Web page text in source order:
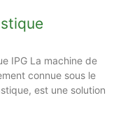
IPG La machine de
connue sous le
est une solution